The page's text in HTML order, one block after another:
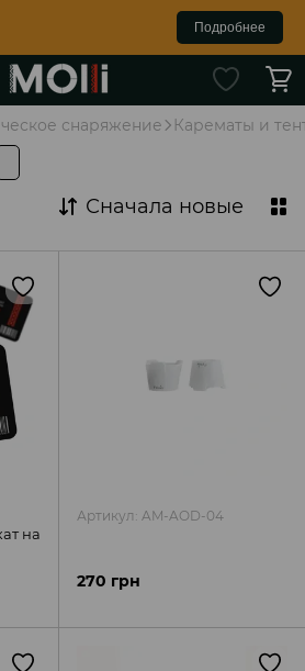
Подробнее
снаряжение Карематы и
Сначала новые
на
Артикул: AM-AOD-04
270 грн